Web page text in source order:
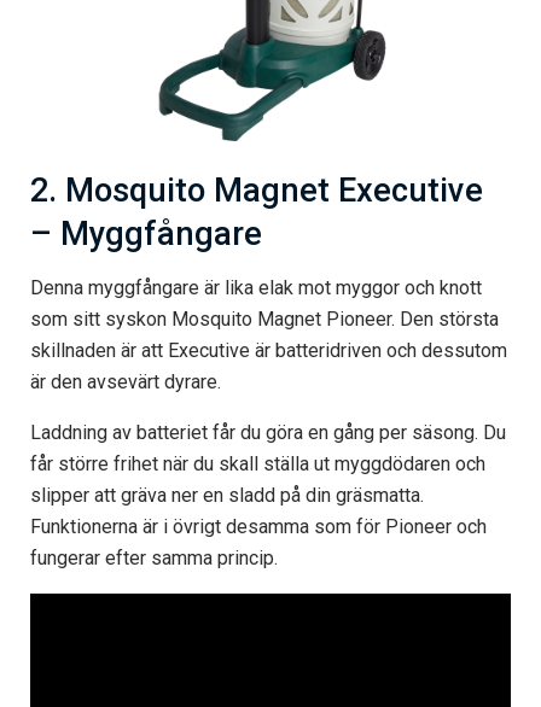
2. Mosquito Magnet Executive
– Myggfångare
Denna myggfångare är lika elak mot myggor och knott
som sitt syskon Mosquito Magnet Pioneer. Den största
skillnaden är att Executive är batteridriven och dessutom
är den avsevärt dyrare.
Laddning av batteriet får du göra en gång per säsong. Du
får större frihet när du skall ställa ut myggdödaren och
slipper att gräva ner en sladd på din gräsmatta.
Funktionerna är i övrigt desamma som för Pioneer och
fungerar efter samma princip.